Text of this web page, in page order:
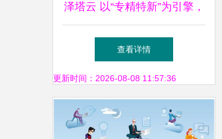
泽塔云 以“专精特新”为引擎，
引领超融合云计算服务新航向
查看详情
更新时间：2026-08-08 11:57:36